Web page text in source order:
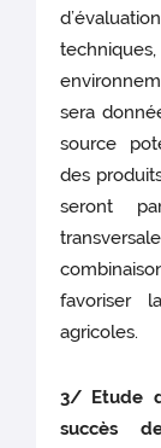
sera
source
des
seront
favoriser
agricoles.
3/ Etude
succès